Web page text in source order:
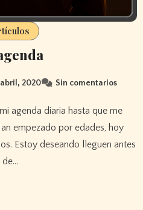
2020 Sin comentarios
empezado por edades, hoy
Estoy deseando lleguen antes
de…